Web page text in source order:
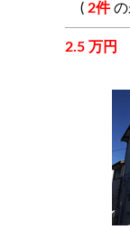
( 2件
2.5 万円